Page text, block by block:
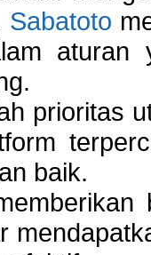
Sabatoto
prioritas
baik.